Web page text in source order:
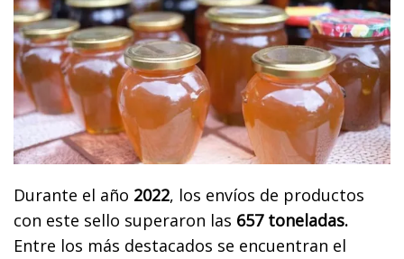
Durante el año 2022, los envíos de productos
con este sello superaron las 657 toneladas.
Entre los más destacados se encuentran el